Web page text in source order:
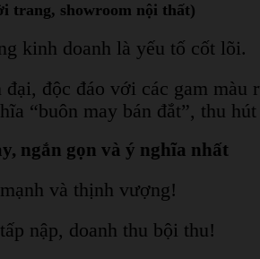
trang, showroom nội thất)
kinh doanh là yếu tố cốt lõi.
độc đáo với các gam
“buôn may bán đắt”, thu
ngắn gọn và ý nghĩa nhất
và thịnh vượng!
nập, doanh thu bội thu!